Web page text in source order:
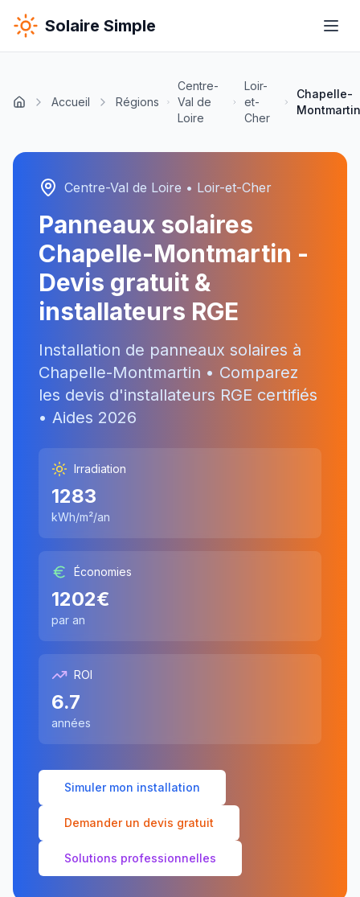
Solaire Simple
Accueil Régions
Centre-
Val de
Loire
Loir-
et-
Cher
Chapelle-
Centre-Val de Loire • Loir-et-Cher
Panneaux solaires
Chapelle-Montmartin -
Devis gratuit &
installateurs RGE
Installation de panneaux solaires à
Chapelle-Montmartin • Comparez
les devis d'installateurs RGE certifiés
• Aides 2026
Irradiation
1283
kWh/m²/an
Économies
1202€
par an
ROI
6.7
années
Simuler mon installation
Demander un devis gratuit
Solutions professionnelles